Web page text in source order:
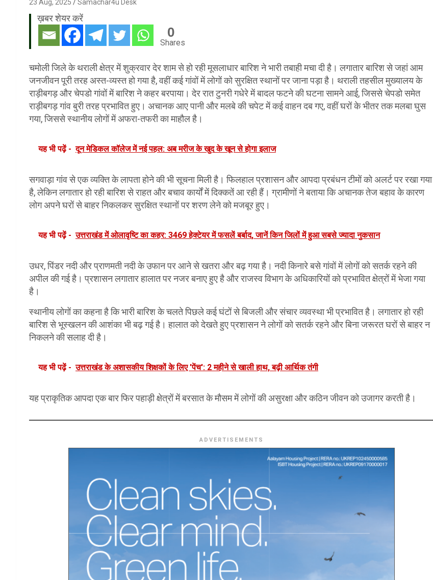
23 Aug, 2025 Samachar4u Desk
ख़बर शेयर करें
0
Shares
चमोली जिले के थराली क्षेत्र में शुक्रवार देर शाम से हो रही मूसलाधार बारिश ने भारी तबाही मचा दी है। लगातार बारिश से जहां आम
जनजीवन पूरी तरह अस्त-व्यस्त हो गया है, वहीं कई गांवों में लोगों को सुरक्षित स्थानों पर जाना पड़ा है। थराली तहसील मुख्यालय के
राड़ीबगड़ और चेपडो गांवों में बारिश ने कहर बरपाया। देर रात टुनरी गधेरे में बादल फटने की घटना सामने आई, जिससे चेपडो समेत
राड़ीबगड़ गांव बुरी तरह प्रभावित हुए। अचानक आए पानी और मलबे की चपेट में कई वाहन दब गए, वहीं घरों के भीतर तक मलबा घुस
गया, जिससे स्थानीय लोगों में अफरा-तफरी का माहौल है।
यह भी पढ़ें - दून मेडिकल कॉलेज में नई पहल: अब मरीज के खुद के खून से होगा इलाज
सगवाड़ा गांव से एक व्यक्ति के लापता होने की भी सूचना मिली है। फिलहाल प्रशासन और आपदा प्रबंधन टीमों को अलर्ट पर रखा गया
है, लेकिन लगातार हो रही बारिश से राहत और बचाव कार्यों में दिक्कतें आ रही हैं। ग्रामीणों ने बताया कि अचानक तेज बहाव के कारण
लोग अपने घरों से बाहर निकलकर सुरक्षित स्थानों पर शरण लेने को मजबूर हुए।
यह भी पढ़ें - उत्तराखंड में ओलावृष्टि का कहर: 3469 हेक्टेयर में फसलें बर्बाद, जानें किन जिलों में हुआ सबसे ज्यादा नुकसान
उधर, पिंडर नदी और प्राणमती नदी के उफान पर आने से खतरा और बढ़ गया है। नदी किनारे बसे गांवों में लोगों को सतर्क रहने की
अपील की गई है। प्रशासन लगातार हालात पर नजर बनाए हुए है और राजस्व विभाग के अधिकारियों को प्रभावित क्षेत्रों में भेजा गया
है।
स्थानीय लोगों का कहना है कि भारी बारिश के चलते पिछले कई घंटों से बिजली और संचार व्यवस्था भी प्रभावित है। लगातार हो रही
बारिश से भूस्खलन की आशंका भी बढ़ गई है। हालात को देखते हुए प्रशासन ने लोगों को सतर्क रहने और बिना जरूरत घरों से बाहर न
निकलने की सलाह दी है।
यह भी पढ़ें - उत्तराखंड के अशासकीय शिक्षकों के लिए 'पेंच': 2 महीने से खाली हाथ, बढ़ी आर्थिक तंगी
यह प्राकृतिक आपदा एक बार फिर पहाड़ी क्षेत्रों में बरसात के मौसम में लोगों की असुरक्षा और कठिन जीवन को उजागर करती है।
ADVERTISEMENTS